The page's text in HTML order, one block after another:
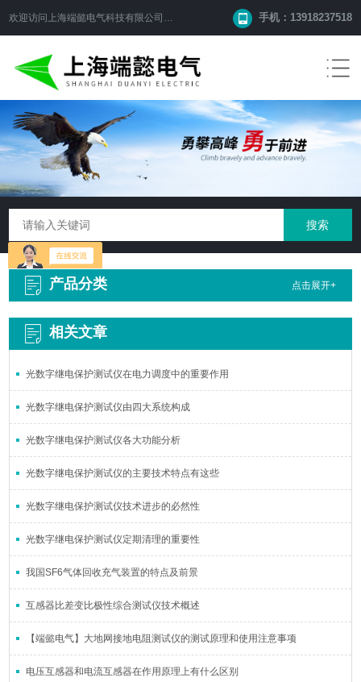
欢迎访问 上海端懿电气科技有限公司 网站！ 手机：13918237518
产品分类 点击展开+
相关文章
光数字继电保护测试仪在电力调度中的重要作用
光数字继电保护测试仪由四大系统构成
光数字继电保护测试仪各大功能分析
光数字继电保护测试仪的主要技术特点有这些
光数字继电保护测试仪技术进步的必然性
光数字继电保护测试仪定期清理的重要性
我国SF6气体回收充气装置的特点及前景
互感器比差变比极性综合测试仪技术概述
【端懿电气】大地网接地电阻测试仪的测试原理和使用注意事项
电压互感器和电流互感器在作用原理上有什么区别